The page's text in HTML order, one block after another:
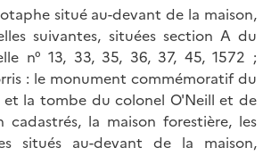
situé au-devant de la maison,
suivantes, situées section A du
n° 13, 33, 35, 36, 37, 45, 1572 ;
: le monument commémoratif du
et la tombe du colonel O'Neill et de
cadastrés, la maison forestière, les
situés au-devant de la maison,